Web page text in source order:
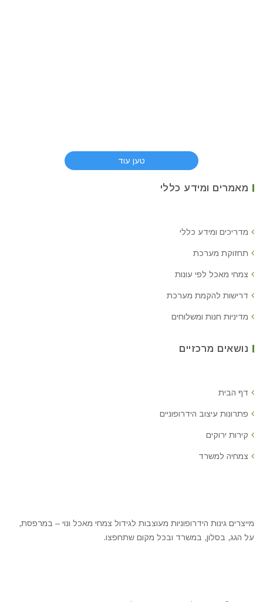
טען עוד
מאמרים ומידע כללי
מדריכים ומידע כללי
תחזוקת מערכת
צמחי מאכל לפי עונות
דרישות להקמת מערכת
מדיניות חנות ומשלוחים
נושאים מרכזיים
דף הבית
פתרונות עיצוב הידרופוניים
קירות ירוקים
צמחיה למשרד
מייצרים גינות הידרופוניות מעוצבות לגידול צמחי מאכל ונוי – במרפסת,
על הגג, בסלון, במשרד ובכל מקום שתחפצו.